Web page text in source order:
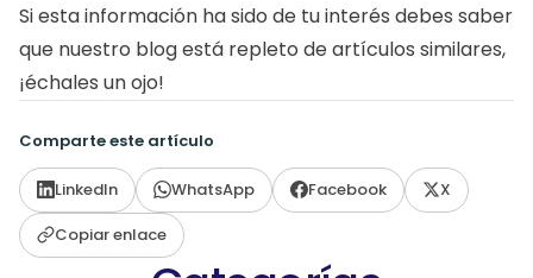
Si esta información ha sido de tu interés debes saber
que nuestro blog está repleto de artículos similares,
¡échales un ojo!
Comparte este artículo
LinkedIn WhatsApp Facebook
X
Copiar enlace